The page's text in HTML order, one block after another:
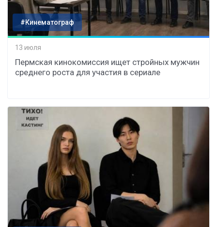
#Кинематограф
13 июля
Пермская кинокомиссия ищет стройных мужчин
среднего роста для участия в сериале